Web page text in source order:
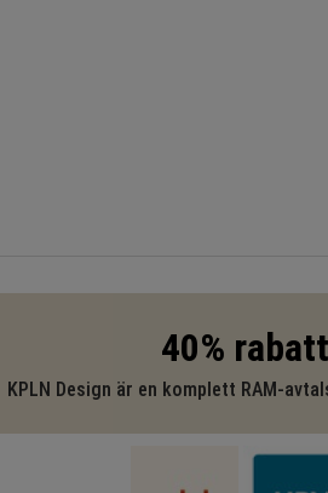
40% rabatt
KPLN Design är en komplett RAM-